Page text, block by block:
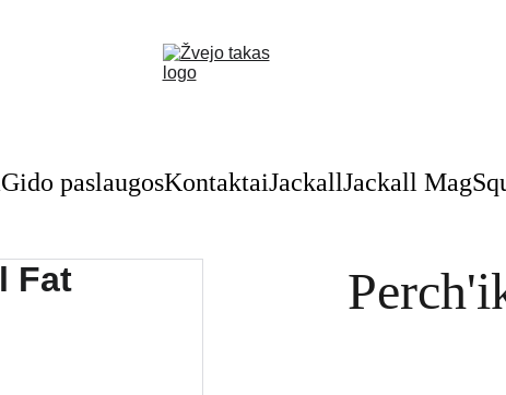
Gido paslaugosKontaktaiJackallJackall